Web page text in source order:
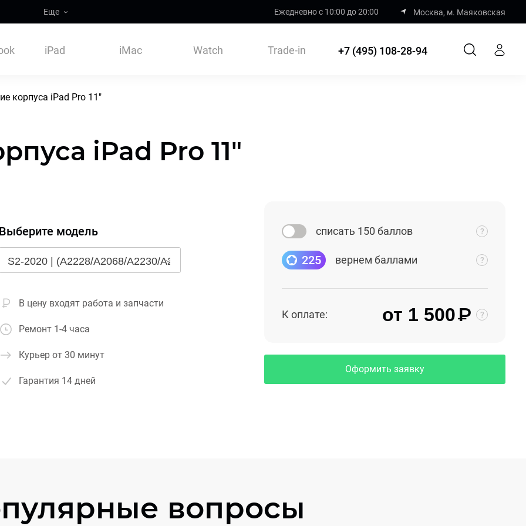
Еще Ежедневно с 10:00 до 20:00 Москва, м. Маяковская
iPad iMac Watch Trade-in +7 (495) 108-28-94
корпуса iPad Pro 11"
iPad Pro 11"
модель
В цену входят работа и запчасти
Ремонт 1-4 часа
Курьер от 30 минут
Гарантия 14 дней
списать 150 баллов
225 вернем баллами
К оплате: от 1 500₽
Оформить заявку
вопросы